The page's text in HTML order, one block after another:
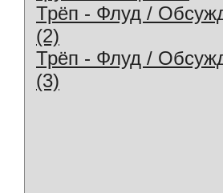
Трёп - Флуд /
(2)
Трёп - Флуд /
(3)